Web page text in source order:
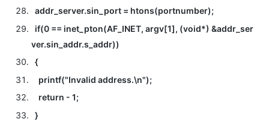
addr_server.sin_port = htons(portnumber);
if(0 == inet_pton(AF_INET, argv[1], (void*) &addr_ser
ver.sin_addr.s_addr))
{
printf("Invalid address.\n");
return - 1;
}